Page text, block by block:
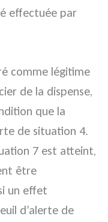
effectuée par
comme légitime
de la dispense,
que la
de situation 4.
7 est atteint,
être
un effet
d’alerte de